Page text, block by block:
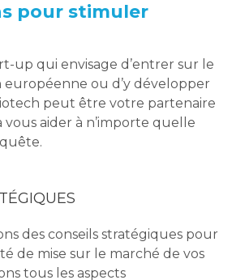
pour stimuler
up qui envisage d’entrer sur le
européenne ou d’y développer
peut être votre partenaire
aider à n’importe quelle
des conseils stratégiques pour
de mise sur le marché de vos
tous les aspects